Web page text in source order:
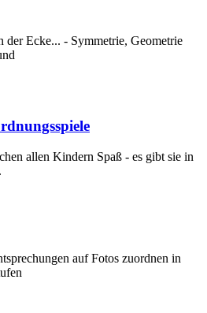
der Ecke... - Symmetrie, Geometrie
allen Kindern Spaß - es gibt sie in
auf Fotos zuordnen in